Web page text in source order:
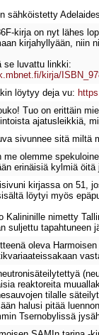
sähköistetty
kirja on nyt lähes
kirjahyllyään, niin
se luvattu linkki:
kirja/
löytyy deja vu:
Tuo on erittäin
ajatusleikkiä,
sivunnee sitä miltä
me olemme
erinäisiä kylmiä
kirjassa on 51,
löytyi myös
Kalininille nimetty
suljettu tapahtuneen
oleva
reaktoreita
tilalle
halusi pitää
Tsernobylissä